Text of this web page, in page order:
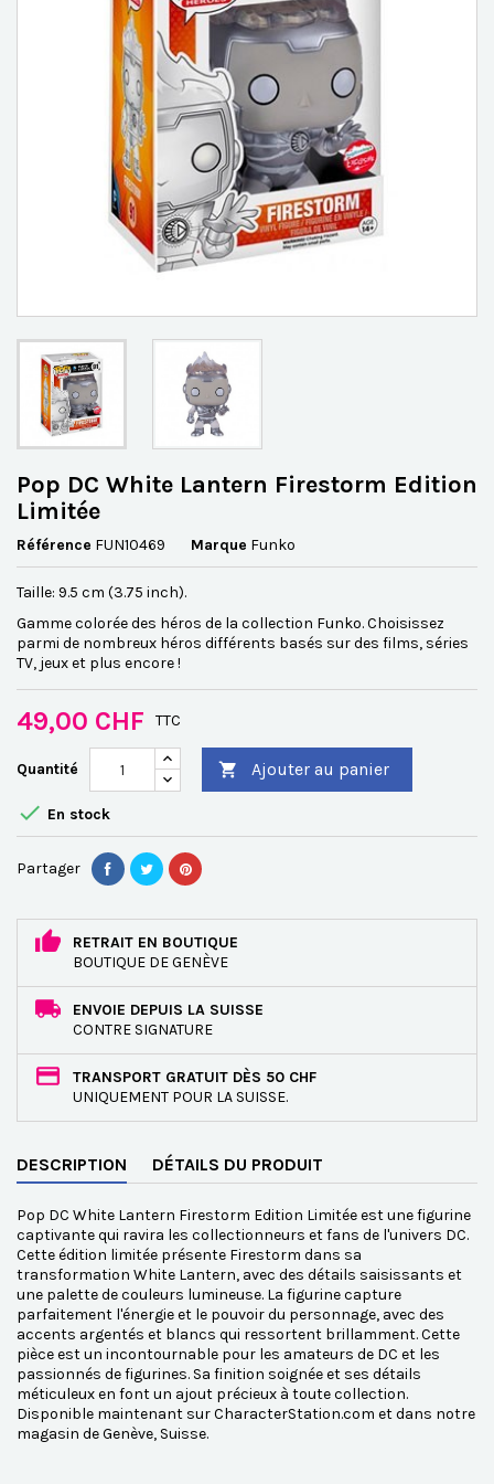
Pop DC White Lantern Firestorm Edition
Limitée
Référence FUN10469 Marque Funko
Taille: 9.5 cm (3.75 inch).
Gamme colorée des héros de la collection Funko. Choisissez
parmi de nombreux héros différents basés sur des films, séries
TV, jeux et plus encore !
49,00 CHF TTC
Quantité  Ajouter au panier
 En stock
Partager
RETRAIT EN BOUTIQUE
BOUTIQUE DE GENÈVE
ENVOIE DEPUIS LA SUISSE
CONTRE SIGNATURE
TRANSPORT GRATUIT DÈS 50 CHF
UNIQUEMENT POUR LA SUISSE.
DESCRIPTION DÉTAILS DU PRODUIT
Pop DC White Lantern Firestorm Edition Limitée est une figurine
captivante qui ravira les collectionneurs et fans de l'univers DC.
Cette édition limitée présente Firestorm dans sa
transformation White Lantern, avec des détails saisissants et
une palette de couleurs lumineuse. La figurine capture
parfaitement l'énergie et le pouvoir du personnage, avec des
accents argentés et blancs qui ressortent brillamment. Cette
pièce est un incontournable pour les amateurs de DC et les
passionnés de figurines. Sa finition soignée et ses détails
méticuleux en font un ajout précieux à toute collection.
Disponible maintenant sur CharacterStation.com et dans notre
magasin de Genève, Suisse.